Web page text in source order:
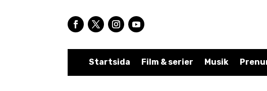
Startsida Film & serier Musik